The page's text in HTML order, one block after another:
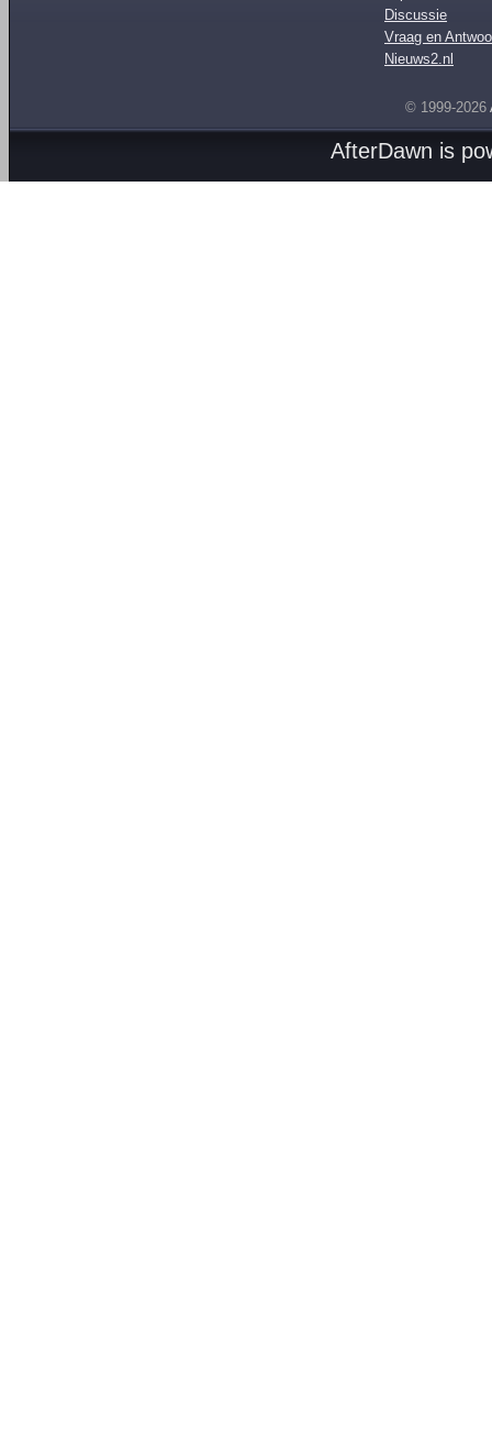
Discussie
Vraag en
Nieuws2.nl
© 1999-2026
AfterDawn is